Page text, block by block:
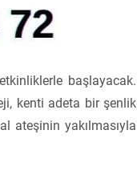
başlayacak.
kenti adeta bir şenlik
ateşinin yakılmasıyla